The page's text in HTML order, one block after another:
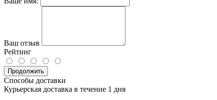
Ваш отзыв
Рейтинг
Продолжить
Способы доставки
Курьерская доставка в течение 1 дня